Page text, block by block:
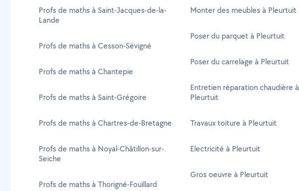
Profs de maths à Saint-Jacques-de-la-
Lande
Profs de maths à Cesson-Sévigné
Profs de maths à Chantepie
Profs de maths à Saint-Grégoire
Profs de maths à Chartres-de-Bretagne
Profs de maths à Noyal-Châtillon-sur-
Seiche
Profs de maths à Thorigné-Fouillard
Monter des meubles à Pleurtuit
Poser du parquet à Pleurtuit
Poser du carrelage à Pleurtuit
Entretien réparation chaudière à
Pleurtuit
Travaux toiture à Pleurtuit
Electricité à Pleurtuit
Gros oeuvre à Pleurtuit